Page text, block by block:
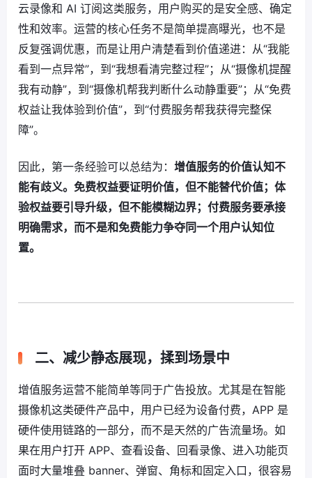
云录像和 AI 订阅这类服务，用户购买的是安全感、确定
性和效率。运营的核心任务不是简单提高曝光，也不是
反复强调优惠，而是让用户清楚看到价值递进：从“我能
看到一点异常”，到“我想看清完整过程”；从“摄像机提醒
我有动静”，到“摄像机帮我判断什么动静重要”；从“免费
权益让我体验到价值”，到“付费服务帮我获得完整保
障”。
因此，第一条经验可以总结为： 增值服务的价值认知不
能有歧义。免费权益要证明价值，但不能替代价值；体
验权益要引导升级，但不能模糊边界；付费服务要承接
明确需求，而不是和免费能力争夺同一个用户认知位
置。
二、减少静态展现，揉到场景中
增值服务运营不能简单等同于广告投放。尤其是在智能
摄像机这类硬件产品中，用户已经为设备付费，APP 是
硬件使用链路的一部分，而不是天然的广告流量场。如
果在用户打开 APP、查看设备、回看录像、进入功能页
面时大量堆叠 banner、弹窗、角标和固定入口，很容易